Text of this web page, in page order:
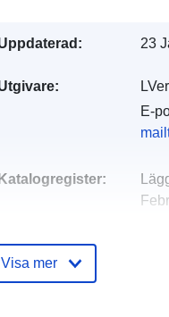
23
E-
Katalogregister:
Visa mer